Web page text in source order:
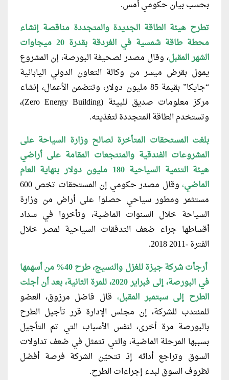
بحسب بيان حكومي أمس.
تطرح هيئة الطاقة الجديدة والمتجددة مناقصة إنشاء
محطة طاقة شمسية في الغردقة بقدرة 20 ميجاوات
الشهر المقبل، وقال مصدر لصحيفة البورصة، إن المشروع
يمول بقرض ميسر من وكالة التعاون الدولي اليابانية
“جايكا” بقيمة 85 مليون دولار، وتتضمن الأعمال، إنشاء
مركز معلومات صديق للبيئة (Zero Energy Building)،
وتستخدم الطاقة المتجددة لتغذيته.
بلغت المستحقات المتأخرة لصالح وزارة السياحة على
المشروعات الفندقية والمنتجعات المقامة على أراضي
هيئة التنمية السياحية 180 مليون دولار بنهاية العام
الماضي،
وقال مصدر حكومي إن المستحقات تخص 600
مستثمر ومطور سياحي حصلوا على أراض من وزارة
السياحة خلال السنوات الماضية، وتأخروا في سداد
أقساطها جراء ضعف التدفقات السياحية لمصر خلال
الفترة -2011 2018.
أرجأت شركة جيزة للغزل والنسيج، طرح 40% من أسهمها
في البورصة، إلى فبراير 2020، للمرة الثانية، بعد أن أجلت
الطرح إلى سبتمبر المقبل، قال فاضل مرزوق، العضو
للمنتدب للشركة، إن مجلس الإدارة قرر تأجيل الطرح
بالبورصة مرة أخرى، لنفس الأسباب التي تم التأجيل
بسببها المرحلة الماضية، والتي تتمثل في ضعف تداولات
السوق وتراجع أدائه إذ تتحيّن الشركة فرصة أفضل
لظروف السوق لبدء إجراءات الطرح.